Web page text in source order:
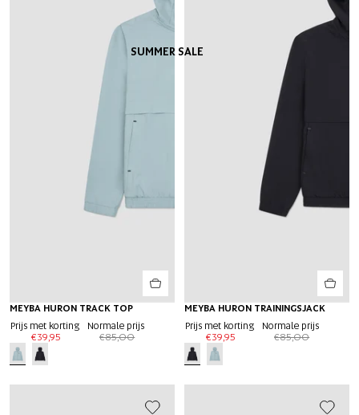
SUMMER SALE
-55%
MEYBA HURON TRACK TOP
Prijs met korting
€39,95
Normale prijs
€85,00
-55%
MEYBA HURON TRAININGSJACK
Prijs met korting
€39,95
Normale prijs
€85,00